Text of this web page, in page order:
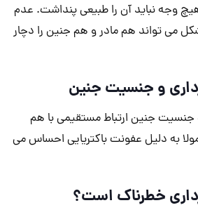
وجه نباید آن را طبیعی پنداشت. عدم
می تواند هم مادر و هم جنین را دچار
و جنسیت جنین
جنسیت جنین ارتباط مستقیمی با هم
به دلیل عفونت باکتریایی احساس می
خطرناک است؟